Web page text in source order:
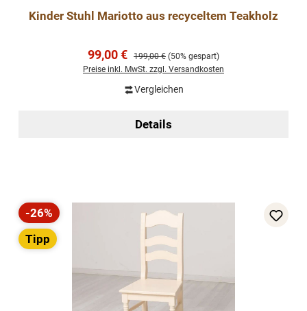
Kinder Stuhl Mariotto aus recyceltem Teakholz
Verkaufspreis:
99,00 € Regulärer Preis:
199,00 € (50% gespart)
Preise inkl. MwSt. zzgl. Versandkosten
Vergleichen
Details
Rabatt
-26%
Tipp